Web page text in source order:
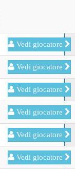
Vedi giocatore
Vedi giocatore
Vedi giocatore
Vedi giocatore
Vedi giocatore
Vedi giocatore